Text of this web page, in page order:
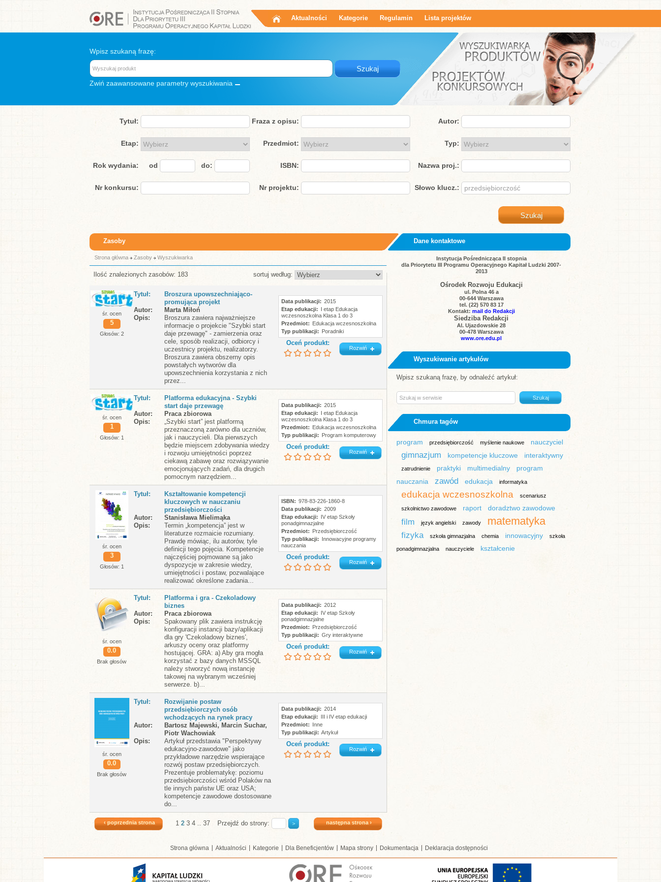
Aktualności Kategorie Regulamin Lista projektów
Wpisz szukaną frazę:
Zwiń zaawansowane parametry wyszukiwania
Tytuł: Fraza z opisu: Autor:
Etap: Przedmiot: Typ:
Rok wydania: od do: ISBN: Nazwa proj.:
Nr konkursu: Nr projektu: Słowo klucz.:
Zasoby
Strona główna Zasoby Wyszukiwarka
Ilość znalezionych zasobów: 183 sortuj według:
śr. ocen
5
Głosów: 2
Tytuł
Broszura upowszechniająco-
promująca projekt
Autor
Marta Miłoń
Opis
Broszura zawiera najważniejsze
informacje o projekcie "Szybki start
daje przewagę" - zamierzenia oraz
cele, sposób realizacji, odbiorcy i
uczestnicy projektu, realizatorzy.
Broszura zawiera obszerny opis
powstałych wytworów dla
upowszechnienia korzystania z nich
przez...
Data publikacji
2015
Etap edukacji
I etap Edukacja
wczesnoszkolna Klasa 1 do 3
Przedmiot
Edukacja wczesnoszkolna
Typ publikacji
Poradniki
Oceń produkt:
Rozwiń
śr. ocen
1
Głosów: 1
Tytuł
Platforma edukacyjna - Szybki
start daje przewagę
Autor
Praca zbiorowa
Opis
„Szybki start” jest platformą
przeznaczoną zarówno dla uczniów,
jak i nauczycieli. Dla pierwszych
będzie miejscem zdobywania wiedzy
i rozwoju umiejętności poprzez
ciekawą zabawę oraz rozwiązywanie
emocjonujących zadań, dla drugich
pomocnym narzędziem...
Data publikacji
2015
Etap edukacji
I etap Edukacja
wczesnoszkolna Klasa 1 do 3
Przedmiot
Edukacja wczesnoszkolna
Typ publikacji
Program komputerowy
Oceń produkt:
Rozwiń
śr. ocen
3
Głosów: 1
Tytuł
Kształtowanie kompetencji
kluczowych w nauczaniu
przedsiębiorczości
Autor
Stanisława Mielimąka
Opis
Termin „kompetencja” jest w
literaturze rozmaicie rozumiany.
Prawdę mówiąc, ilu autorów, tyle
definicji tego pojęcia. Kompetencje
najczęściej pojmowane są jako
dyspozycje w zakresie wiedzy,
umiejętności i postaw, pozwalające
realizować określone zadania...
ISBN
978-83-226-1860-8
Data publikacji
2009
Etap edukacji
IV etap Szkoły
ponadgimnazjalne
Przedmiot
Przedsiębiorczość
Typ publikacji
Innowacyjne programy
nauczania
Oceń produkt:
Rozwiń
śr. ocen
0.0
Brak głosów
Tytuł
Platforma i gra - Czekoladowy
biznes
Autor
Praca zbiorowa
Opis
Spakowany plik zawiera instrukcję
konfiguracji instancji bazy/aplikacji
dla gry 'Czekoladowy biznes',
arkuszy oceny oraz platformy
hostującej. GRA: a) Aby gra mogła
korzystać z bazy danych MSSQL
należy stworzyć nową instancję
takowej na wybranym wcześniej
serwerze. b)...
Data publikacji
2012
Etap edukacji
IV etap Szkoły
ponadgimnazjalne
Przedmiot
Przedsiębiorczość
Typ publikacji
Gry interaktywne
Oceń produkt:
Rozwiń
śr. ocen
0.0
Brak głosów
Tytuł
Rozwijanie postaw
przedsiębiorczych osób
wchodzących na rynek pracy
Autor
Bartosz Majewski, Marcin Suchar,
Piotr Wachowiak
Opis
Artykuł przedstawia "Perspektywy
edukacyjno-zawodowe" jako
przykładowe narzędzie wspierające
rozwój postaw przedsiębiorczych.
Prezentuje problematykę: poziomu
przedsiębiorczości wśród Polaków na
tle innych państw UE oraz USA;
kompetencje zawodowe dostosowane
do...
Data publikacji
2014
Etap edukacji
III i IV etap edukacji
Przedmiot
Inne
Typ publikacji
Artykuł
Oceń produkt:
Rozwiń
‹ poprzednia strona 1 2 3 4 .. 37 Przejdź do strony: następna strona ›
Dane kontaktowe
Instytucja Pośrednicząca II stopnia
dla Priorytetu III Programu Operacyjnego Kapitał Ludzki 2007-
2013
Ośrodek Rozwoju Edukacji
ul. Polna 46 a
00-644 Warszawa
tel. (22) 570 83 17
Kontakt: mail do Redakcji
Siedziba Redakcji
Al. Ujazdowskie 28
00-478 Warszawa
www.ore.edu.pl
Wyszukiwanie artykułów
Wpisz szukaną frazę, by odnaleźć artykuł:
Chmura tagów
program przedsiębiorczość myślenie naukowe nauczyciel
gimnazjum kompetencje kluczowe interaktywny
zatrudnienie praktyki multimedialny
program
nauczania
zawód edukacja informatyka
edukacja wczesnoszkolna scenariusz
szkolnictwo zawodowe raport doradztwo zawodowe
film język angielski zawody matematyka
fizyka szkoła gimnazjalna chemia innowacyjny szkoła
ponadgimnazjalna nauczyciele kształcenie
Strona główna Aktualności Kategorie Dla Beneficjentów Mapa strony Dokumentacja Deklaracja dostępności